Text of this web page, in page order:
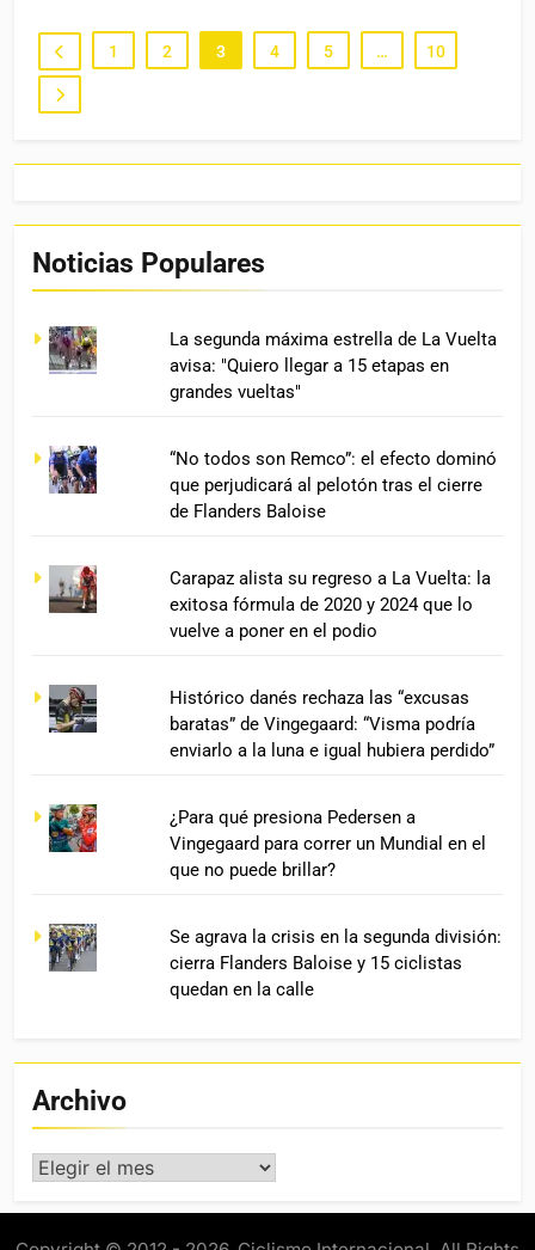
1 2 3 4 5 … 10
Noticias Populares
La segunda máxima estrella de La Vuelta
avisa: "Quiero llegar a 15 etapas en
grandes vueltas"
“No todos son Remco”: el efecto dominó
que perjudicará al pelotón tras el cierre
de Flanders Baloise
Carapaz alista su regreso a La Vuelta: la
exitosa fórmula de 2020 y 2024 que lo
vuelve a poner en el podio
Histórico danés rechaza las “excusas
baratas” de Vingegaard: “Visma podría
enviarlo a la luna e igual hubiera perdido”
¿Para qué presiona Pedersen a
Vingegaard para correr un Mundial en el
que no puede brillar?
Se agrava la crisis en la segunda división:
cierra Flanders Baloise y 15 ciclistas
quedan en la calle
Archivo
Archivo